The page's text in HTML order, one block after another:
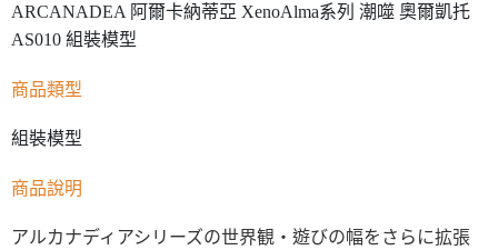
ARCANADEA 阿爾卡納蒂亞 XenoAlma系列 潮噬 奧爾凱托
AS010 組裝模型
商品類型
組裝模型
商品說明
アルカナディアシリーズの世界観・遊びの幅をさらに拡張